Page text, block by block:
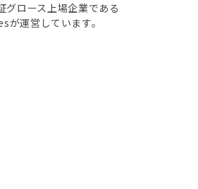
グロース上場企業である
運営しています。